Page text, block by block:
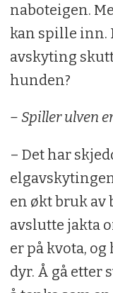
naboteigen.
kan spille inn.
avskyting
hunden?
– Spiller ulven
– Det har
en økt bruk av
avslutte jakta
er på kvota,
dyr. Å gå etter